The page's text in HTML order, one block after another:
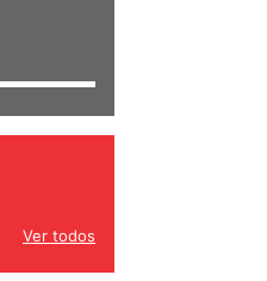
Ver todos